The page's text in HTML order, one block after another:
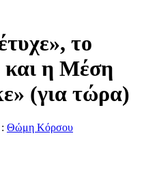
το
και η Μέση
(για τώρα)
Θώμη Κόρσου